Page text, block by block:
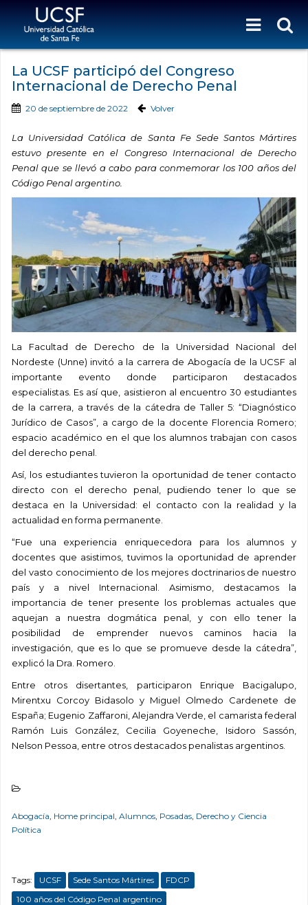
La UCSF participó del Congreso
Internacional de Derecho Penal
20 de septiembre de 2022 Volver
La Universidad Católica de Santa Fe Sede Santos Mártires
estuvo presente en el Congreso Internacional de Derecho
Penal que se llevó a cabo para conmemorar los 100 años del
Código Penal argentino.
La Facultad de Derecho de la Universidad Nacional del
Nordeste (Unne) invitó a la carrera de Abogacía de la UCSF al
importante evento donde participaron destacados
especialistas. Es así que, asistieron al encuentro 30 estudiantes
de la carrera, a través de la cátedra de Taller 5: “Diagnóstico
Jurídico de Casos”, a cargo de la docente Florencia Romero;
espacio académico en el que los alumnos trabajan con casos
del derecho penal.
Así, los estudiantes tuvieron la oportunidad de tener contacto
directo con el derecho penal, pudiendo tener lo que se
destaca en la Universidad: el contacto con la realidad y la
actualidad en forma permanente.
“Fue una experiencia enriquecedora para los alumnos y
docentes que asistimos, tuvimos la oportunidad de aprender
del vasto conocimiento de los mejores doctrinarios de nuestro
país y a nivel Internacional. Asimismo, destacamos la
importancia de tener presente los problemas actuales que
aquejan a nuestra dogmática penal, y con ello tener la
posibilidad de emprender nuevos caminos hacia la
investigación, que es lo que se promueve desde la cátedra”,
explicó la Dra. Romero.
Entre otros disertantes, participaron Enrique Bacigalupo,
Mirentxu Corcoy Bidasolo y Miguel Olmedo Cardenete de
España; Eugenio Zaffaroni, Alejandra Verde, el camarista federal
Ramón Luis González, Cecilia Goyeneche, Isidoro Sassón,
Nelson Pessoa, entre otros destacados penalistas argentinos.
Abogacía Home principal Alumnos Posadas Derecho y Ciencia
Política
Tags: UCSF Sede Santos Mártires
FDCP
100 años del Código Penal argentino